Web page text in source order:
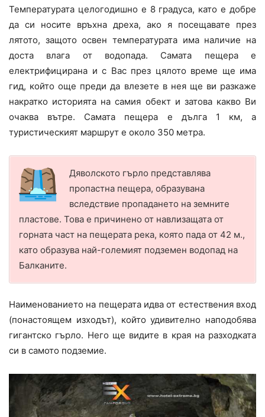
Температурата целогодишно е 8 градуса, като е добре
да си носите връхна дреха, ако я посещавате през
лятото, защото освен температурата има наличие на
доста влага от водопада. Самата пещера е
електрифицирана и с Вас през цялото време ще има
гид, който още преди да влезете в нея ще ви разкаже
накратко историята на самия обект и затова какво Ви
очаква вътре. Самата пещера е дълга 1 км, а
туристическият маршрут е около 350 метра.
Дяволското гърло представлява
пропастна пещера, образувана
вследствие пропадането на земните
пластове. Това е причинено от навлизащата от
горната част на пещерата река, която пада от 42 м.,
като образува най-големият подземен водопад на
Балканите.
Наименованието на пещерата идва от естествения вход
(понастоящем изходът), който удивително наподобява
гигантско гърло. Него ще видите в края на разходката
си в самото подземие.